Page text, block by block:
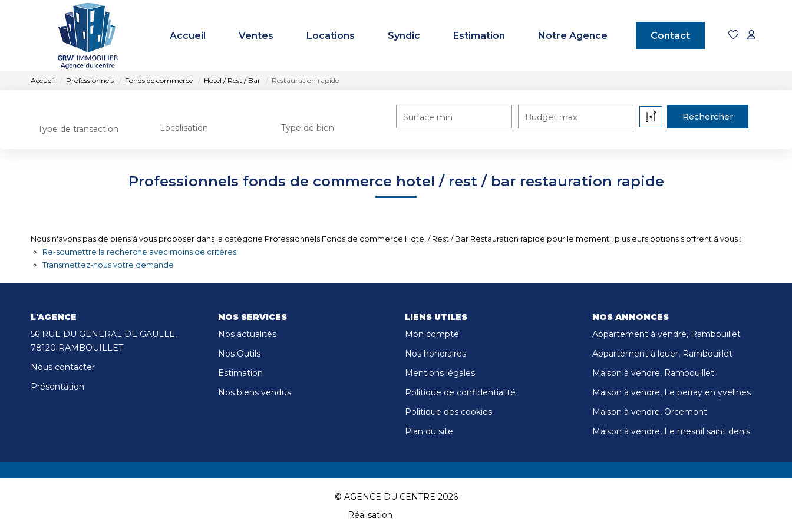
Accueil Ventes Locations Syndic Estimation Notre Agence Contact
Accueil Professionnels Fonds de commerce Hotel / Rest / Bar Restauration rapide
Type de transaction Localisation Type de bien
Surface min Budget max
Professionnels fonds de commerce hotel / rest / bar restauration rapide
Nous n'avons pas de biens à vous proposer dans la catégorie Professionnels Fonds de commerce Hotel / Rest / Bar Restauration rapide pour le moment , plusieurs options s'offrent à vous :
Re-soumettre la recherche avec moins de critères.
Transmettez-nous votre demande
L'AGENCE
56 RUE DU GENERAL DE GAULLE,
78120 RAMBOUILLET
Nous contacter
Présentation
NOS SERVICES
Nos actualités
Nos Outils
Estimation
Nos biens vendus
LIENS UTILES
Mon compte
Nos honoraires
Mentions légales
Politique de confidentialité
Politique des cookies
Plan du site
NOS ANNONCES
Appartement à vendre, Rambouillet
Appartement à louer, Rambouillet
Maison à vendre, Rambouillet
Maison à vendre, Le perray en yvelines
Maison à vendre, Orcemont
Maison à vendre, Le mesnil saint denis
© AGENCE DU CENTRE 2026
Réalisation